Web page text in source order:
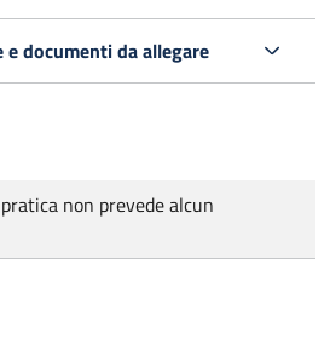
documenti da allegare
non prevede alcun